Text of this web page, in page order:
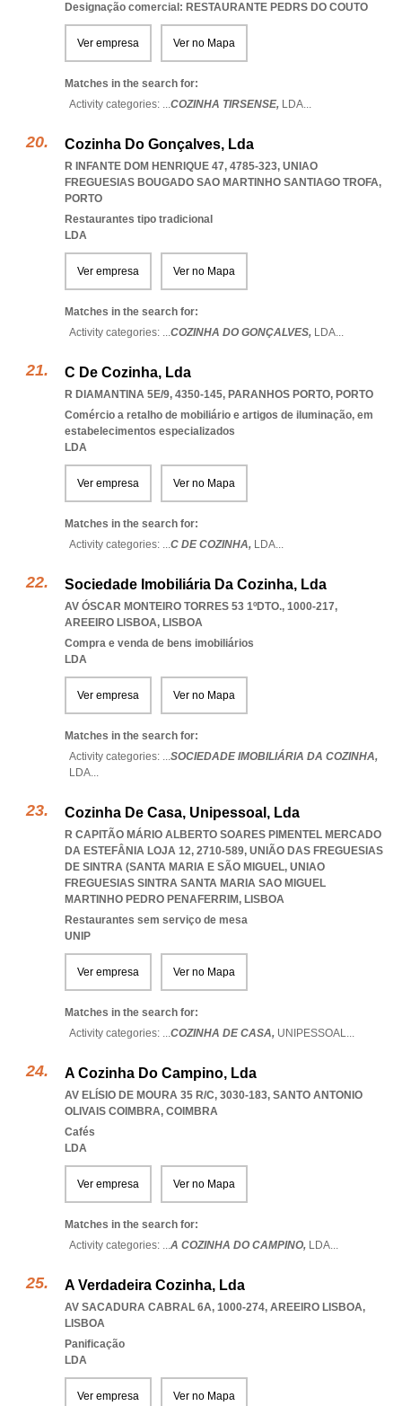
Designação comercial: RESTAURANTE PEDRS DO COUTO
Ver empresa Ver no Mapa
Matches in the search for:
Activity categories: ...COZINHA TIRSENSE, LDA...
Cozinha Do Gonçalves, Lda
R INFANTE DOM HENRIQUE 47, 4785-323, UNIAO
FREGUESIAS BOUGADO SAO MARTINHO SANTIAGO TROFA,
PORTO
Restaurantes tipo tradicional
LDA
Ver empresa Ver no Mapa
Matches in the search for:
Activity categories: ...COZINHA DO GONÇALVES, LDA...
C De Cozinha, Lda
R DIAMANTINA 5E/9, 4350-145, PARANHOS PORTO, PORTO
Comércio a retalho de mobiliário e artigos de iluminação, em
estabelecimentos especializados
LDA
Ver empresa Ver no Mapa
Matches in the search for:
Activity categories: ...C DE COZINHA, LDA...
Sociedade Imobiliária Da Cozinha, Lda
AV ÓSCAR MONTEIRO TORRES 53 1ºDTO., 1000-217,
AREEIRO LISBOA, LISBOA
Compra e venda de bens imobiliários
LDA
Ver empresa Ver no Mapa
Matches in the search for:
Activity categories: ...SOCIEDADE IMOBILIÁRIA DA COZINHA,
LDA...
Cozinha De Casa, Unipessoal, Lda
R CAPITÃO MÁRIO ALBERTO SOARES PIMENTEL MERCADO
DA ESTEFÂNIA LOJA 12, 2710-589, UNIÃO DAS FREGUESIAS
DE SINTRA (SANTA MARIA E SÃO MIGUEL, UNIAO
FREGUESIAS SINTRA SANTA MARIA SAO MIGUEL
MARTINHO PEDRO PENAFERRIM, LISBOA
Restaurantes sem serviço de mesa
UNIP
Ver empresa Ver no Mapa
Matches in the search for:
Activity categories: ...COZINHA DE CASA, UNIPESSOAL...
A Cozinha Do Campino, Lda
AV ELÍSIO DE MOURA 35 R/C, 3030-183, SANTO ANTONIO
OLIVAIS COIMBRA, COIMBRA
Cafés
LDA
Ver empresa Ver no Mapa
Matches in the search for:
Activity categories: ...A COZINHA DO CAMPINO, LDA...
A Verdadeira Cozinha, Lda
AV SACADURA CABRAL 6A, 1000-274, AREEIRO LISBOA,
LISBOA
Panificação
LDA
Ver empresa Ver no Mapa